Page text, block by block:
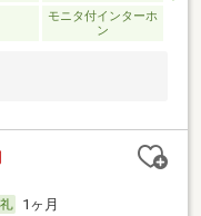
モニタ付インターホ
ン
1ヶ月